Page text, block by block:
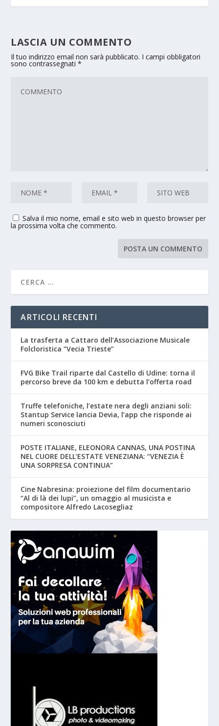
LASCIA UN COMMENTO
Il tuo indirizzo email non sarà pubblicato. I campi obbligatori
sono contrassegnati*
Salva il mio nome, email e sito web in questo browser per
la prossima volta che commento.
ARTICOLI RECENTI
La trasferta a Cattaro dell’Associazione Musicale
Folcloristica “Vecia Trieste”
FVG Bike Trail riparte dal Castello di Udine: torna il
percorso breve da 100 km e debutta l’offerta road
Truffe telefoniche, l’estate nera degli anziani soli:
Stantup Service lancia Devia, l’app che risponde ai
numeri sconosciuti
POSTE ITALIANE, ELEONORA CANNAS, UNA POSTINA
NEL CUORE DELL’ESTATE VENEZIANA: “VENEZIA È
UNA SORPRESA CONTINUA”
Cine Nabresina: proiezione del film documentario
“Al di là dei lupi”, un omaggio al musicista e
compositore Alfredo Lacosegliaz